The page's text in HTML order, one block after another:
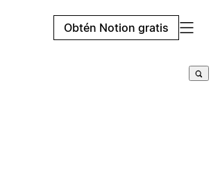
Obtén Notion gratis